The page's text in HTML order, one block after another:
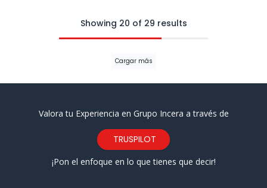
Showing 20 of 29 results
Cargar más
Valora tu Experiencia en Grupo Incera a través de
TRUSPILOT
¡Pon el enfoque en lo que tienes que decir!